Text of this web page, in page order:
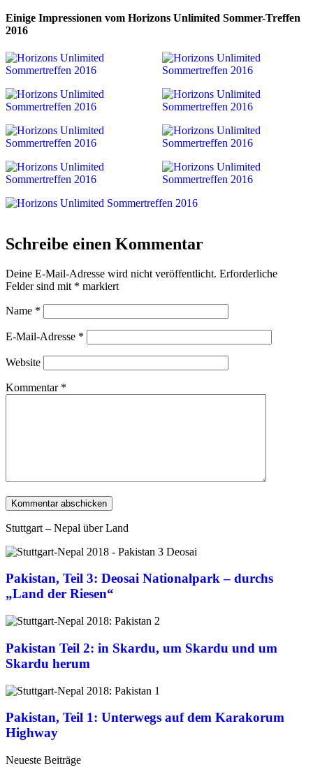
Einige Impressionen vom Horizons Unlimited Sommer-Treffen
2016
Schreibe einen Kommentar
Deine E-Mail-Adresse wird nicht veröffentlicht. Erforderliche
Felder sind mit * markiert
Name *
E-Mail-Adresse *
Website
Kommentar *
Stuttgart – Nepal über Land
Pakistan, Teil 3: Deosai Nationalpark – durchs
„Land der Riesen“
Pakistan Teil 2: in Skardu, um Skardu und um
Skardu herum
Pakistan, Teil 1: Unterwegs auf dem Karakorum
Highway
Neueste Beiträge